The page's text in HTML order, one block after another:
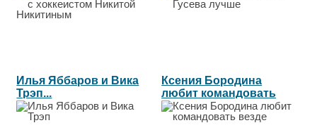
Илья Яббаров и Вика
Трэп...
Ксения Бородина
любит командовать
везде...